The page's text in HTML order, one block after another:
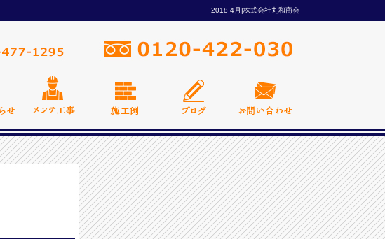
2018 4月|株式会社丸和商会